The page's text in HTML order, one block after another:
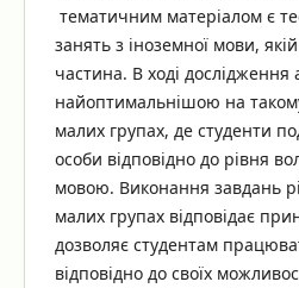
тематичним матеріалом є
занять з іноземної мови,
частина. В ході
найоптимальнішою на
малих групах, де студенти
особи відповідно до рівня
мовою. Виконання завдань
малих групах відповідає
дозволяє студентам
відповідно до своїх